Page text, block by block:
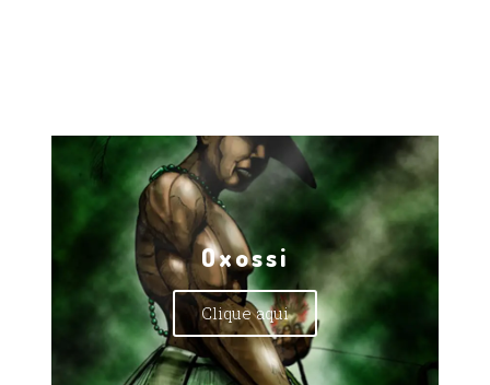
Oxossi
Clique aqui